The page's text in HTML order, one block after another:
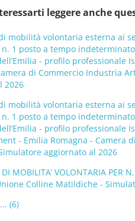
leggere anche
mobilità volontaria esterna ai
1 posto a tempo
- profilo professionale
di Commercio Industria
2026
mobilità volontaria esterna ai
1 posto a tempo
- profilo professionale
- Emilia Romagna - Camera
aggiornato al 2026
MOBILITA’ VOLONTARIA PER
Colline Matildiche -
(6)